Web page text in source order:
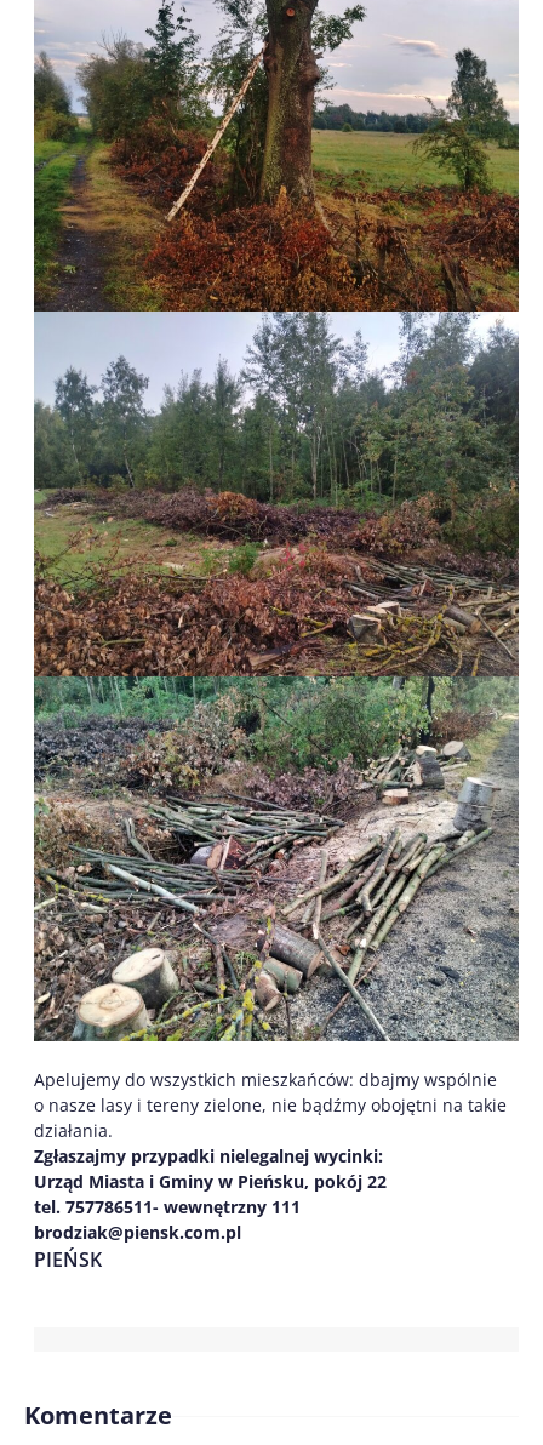
Apelujemy do wszystkich mieszkańców: dbajmy wspólnie
o nasze lasy i tereny zielone, nie bądźmy obojętni na takie
działania.
Zgłaszajmy przypadki nielegalnej wycinki:
Urząd Miasta i Gminy w Pieńsku, pokój 22
tel. 757786511- wewnętrzny 111
brodziak@piensk.com.pl
PIEŃSK
Komentarze